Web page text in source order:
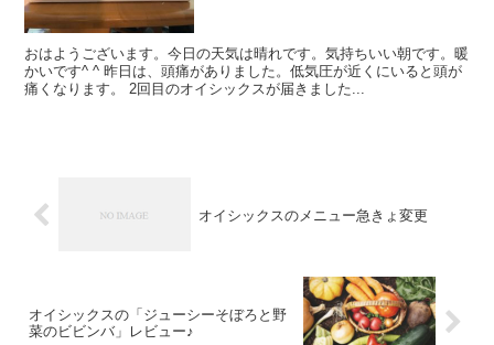
おはようございます。今日の天気は晴れです。気持ちいい朝です。暖
かいです^ ^ 昨日は、頭痛がありました。低気圧が近くにいると頭が
痛くなります。 2回目のオイシックスが届きました...
オイシックスのメニュー急きょ変更
オイシックスの「ジューシーそぼろと野
菜のビビンバ」レビュー♪